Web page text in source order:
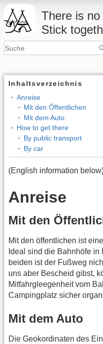
There is
Stick
Inhaltsverzeichnis
Anreise
Mit den Öffentlichen
Mit dem Auto
How to get there
By public transport
By car
(English information
Anreise
Mit den
Mit den öffentlichen ist
Ideal sind die Bahnhöfe
beiden ist der Fußweg
uns aber Bescheid gibst,
Mitfahrgleegenheit vom
Campingplatz sicher
Mit dem Auto
Die Geokordinaten des